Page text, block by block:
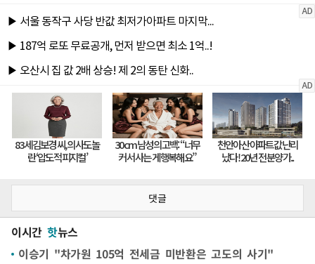
댓글
이시간 핫뉴스
이승기 "차가원 105억 전세금 미반환은 고도의 사기"